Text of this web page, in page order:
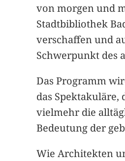
von morgen und
Stadtbibliothek
verschaffen und
Schwerpunkt des
Das Programm
das Spektakuläre,
vielmehr die
Bedeutung der
Wie Architekten